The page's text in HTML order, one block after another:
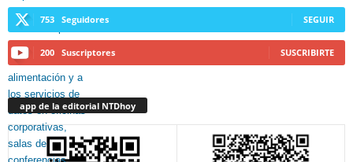
753 Seguidores SEGUIR
200 Suscriptores SUSCRIBIRTE
app de la editorial NTDhoy